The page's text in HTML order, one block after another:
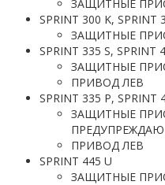
ЗАЩИТНЫЕ
SPRINT 300 K, SPRINT
ЗАЩИТНЫЕ
SPRINT 335 S, SPRINT
ЗАЩИТНЫЕ
ПРИВОД ЛЕВ
SPRINT 335 P, SPRINT
ЗАЩИТНЫЕ
ПРИВОД ЛЕВ
SPRINT 445 U
ЗАЩИТНЫЕ